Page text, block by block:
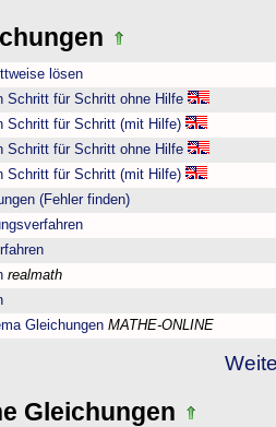
lösen
Schritt für Schritt ohne Hilfe
Schritt für Schritt (mit Hilfe)
Schritt für Schritt ohne Hilfe
Schritt für Schritt (mit Hilfe)
(Fehler finden)
realmath
Gleichungen MATHE-ONLINE
Gleichungen